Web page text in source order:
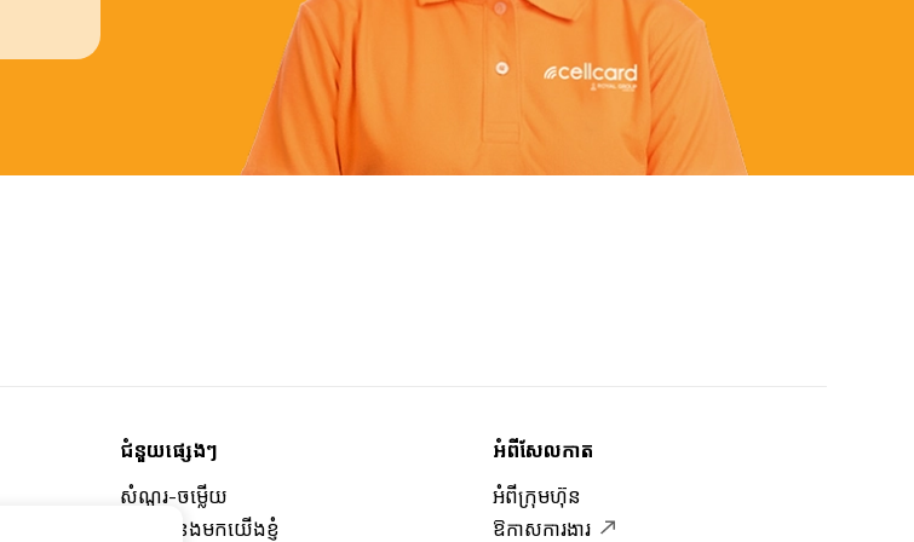
ជំនួយផ្សេងៗ
សំណួរ-ចម្លើយ
ទំនាក់ទំនងមកយើងខ្ញុំ
អំពីសែលកាត
អំពីក្រុមហ៊ុន
ឱកាសការងារ